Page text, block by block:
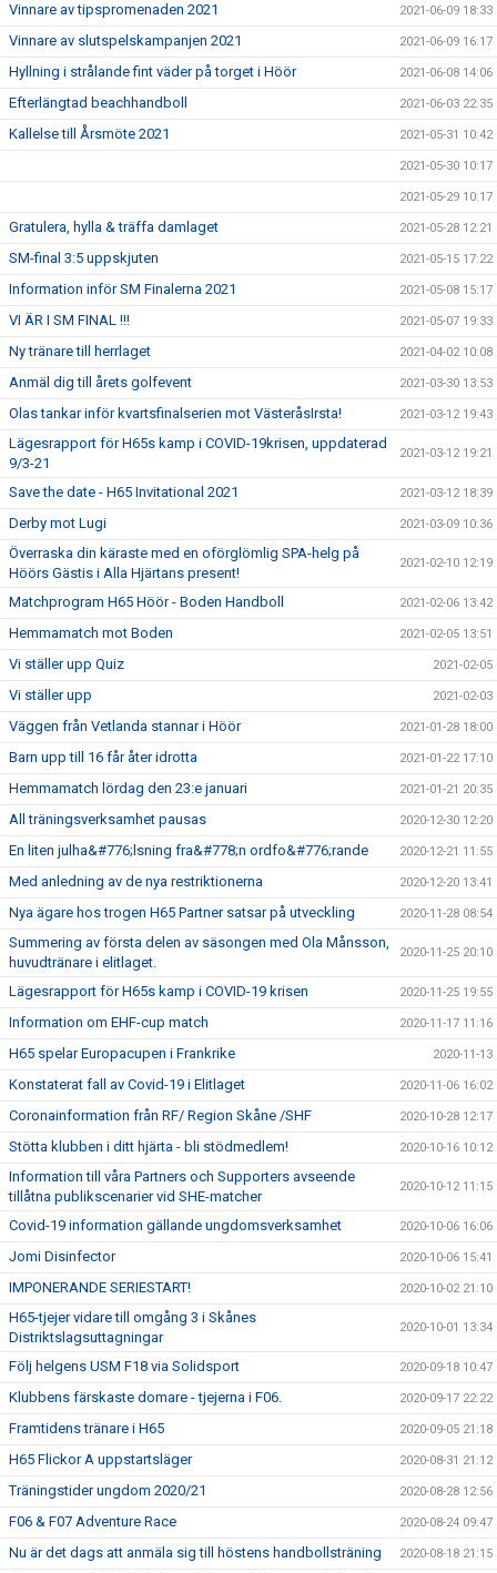
Vinnare av tipspromenaden 2021 2021-06-09 18:33
Vinnare av slutspelskampanjen 2021 2021-06-09 16:17
Hyllning i strålande fint väder på torget i Höör 2021-06-08 14:06
Efterlängtad beachhandboll 2021-06-03 22:35
Kallelse till Årsmöte 2021 2021-05-31 10:42
2021-05-30 10:17
2021-05-29 10:17
Gratulera, hylla & träffa damlaget 2021-05-28 12:21
SM-final 3:5 uppskjuten 2021-05-15 17:22
Information inför SM Finalerna 2021 2021-05-08 15:17
VI ÄR I SM FINAL !!! 2021-05-07 19:33
Ny tränare till herrlaget 2021-04-02 10:08
Anmäl dig till årets golfevent 2021-03-30 13:53
Olas tankar inför kvartsfinalserien mot VästeråsIrsta! 2021-03-12 19:43
Lägesrapport för H65s kamp i COVID-19krisen, uppdaterad
9/3-21
2021-03-12 19:21
Save the date - H65 Invitational 2021 2021-03-12 18:39
Derby mot Lugi 2021-03-09 10:36
Överraska din käraste med en oförglömlig SPA-helg på
Höörs Gästis i Alla Hjärtans present!
2021-02-10 12:19
Matchprogram H65 Höör - Boden Handboll 2021-02-06 13:42
Hemmamatch mot Boden 2021-02-05 13:51
Vi ställer upp Quiz 2021-02-05
Vi ställer upp 2021-02-03
Väggen från Vetlanda stannar i Höör 2021-01-28 18:00
Barn upp till 16 får åter idrotta 2021-01-22 17:10
Hemmamatch lördag den 23:e januari 2021-01-21 20:35
All träningsverksamhet pausas 2020-12-30 12:20
En liten julha&#776;lsning fra&#778;n ordfo&#776;rande 2020-12-21 11:55
Med anledning av de nya restriktionerna 2020-12-20 13:41
Nya ägare hos trogen H65 Partner satsar på utveckling 2020-11-28 08:54
Summering av första delen av säsongen med Ola Månsson,
huvudtränare i elitlaget.
2020-11-25 20:10
Lägesrapport för H65s kamp i COVID-19 krisen 2020-11-25 19:55
Information om EHF-cup match 2020-11-17 11:16
H65 spelar Europacupen i Frankrike 2020-11-13
Konstaterat fall av Covid-19 i Elitlaget 2020-11-06 16:02
Coronainformation från RF/ Region Skåne /SHF 2020-10-28 12:17
Stötta klubben i ditt hjärta - bli stödmedlem! 2020-10-16 10:12
Information till våra Partners och Supporters avseende
tillåtna publikscenarier vid SHE-matcher
2020-10-12 11:15
Covid-19 information gällande ungdomsverksamhet 2020-10-06 16:06
Jomi Disinfector 2020-10-06 15:41
IMPONERANDE SERIESTART! 2020-10-02 21:10
H65-tjejer vidare till omgång 3 i Skånes
Distriktslagsuttagningar
2020-10-01 13:34
Följ helgens USM F18 via Solidsport 2020-09-18 10:47
Klubbens färskaste domare - tjejerna i F06. 2020-09-17 22:22
Framtidens tränare i H65 2020-09-05 21:18
H65 Flickor A uppstartsläger 2020-08-31 21:12
Träningstider ungdom 2020/21 2020-08-28 12:56
F06 & F07 Adventure Race 2020-08-24 09:47
Nu är det dags att anmäla sig till höstens handbollsträning 2020-08-18 21:15